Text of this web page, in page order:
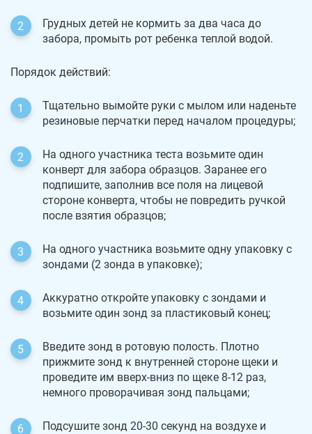
Грудных детей не кормить за два часа до
забора, промыть рот ребенка теплой водой.
Порядок действий:
Тщательно вымойте руки с мылом или наденьте
резиновые перчатки перед началом процедуры;
На одного участника теста возьмите один
конверт для забора образцов. Заранее его
подпишите, заполнив все поля на лицевой
стороне конверта, чтобы не повредить ручкой
после взятия образцов;
На одного участника возьмите одну упаковку с
зондами (2 зонда в упаковке);
Аккуратно откройте упаковку с зондами и
возьмите один зонд за пластиковый конец;
Введите зонд в ротовую полость. Плотно
прижмите зонд к внутренней стороне щеки и
проведите им вверх-вниз по щеке 8-12 раз,
немного проворачивая зонд пальцами;
Подсушите зонд 20-30 секунд на воздухе и